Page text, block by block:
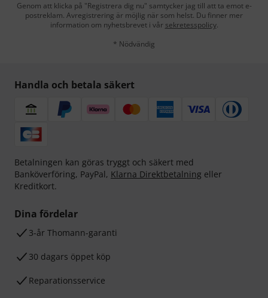
Genom att klicka på "Registrera dig nu" samtycker jag till att ta emot e-
postreklam. Avregistrering är möjlig när som helst. Du finner mer
information om nyhetsbrevet i vår sekretesspolicy.
* Nödvändig
Handla och betala säkert
Betalningen kan göras tryggt och säkert med
Banköverföring, PayPal, Klarna Direktbetalning eller
Kreditkort.
Dina fördelar
3-år Thomann-garanti
30 dagars öppet köp
Reparationsservice